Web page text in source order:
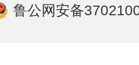
鲁公网安备